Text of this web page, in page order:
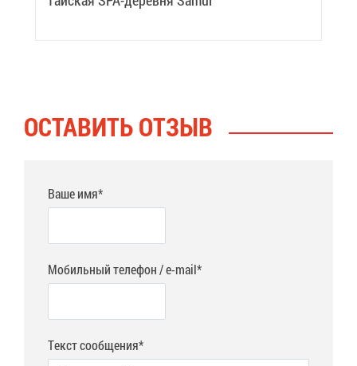
ОСТА­ВИТЬ ОТ­ЗЫВ
Ваше имя*
Мобильный телефон / e-mail*
Текст сообщения*